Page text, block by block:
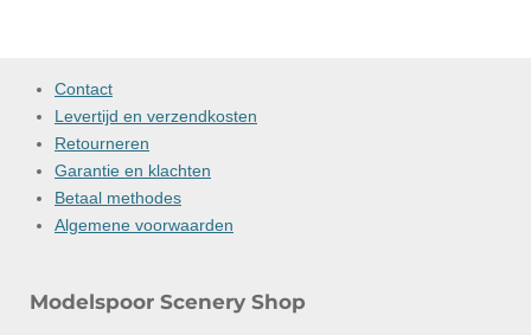
Contact
Levertijd en verzendkosten
Retourneren
Garantie en klachten
Betaal methodes
Algemene voorwaarden
Modelspoor Scenery Shop